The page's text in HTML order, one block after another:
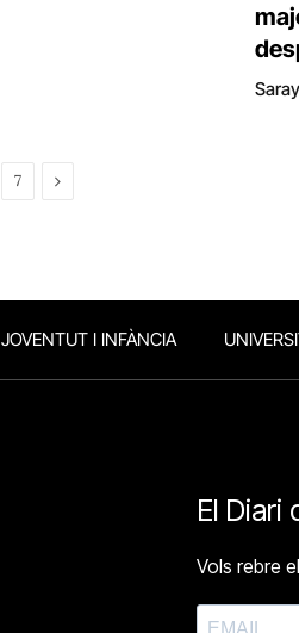
7 Next
JOVENTUT I INFÀNCIA